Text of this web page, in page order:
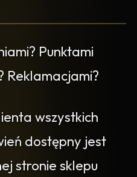
Punktami
Reklamacjami?
wszystkich
dostępny jest
stronie sklepu